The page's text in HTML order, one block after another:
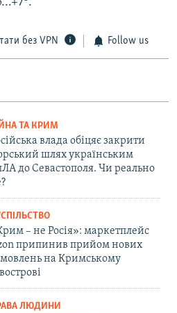
без VPN Follow us
ТА КРИМ
влада обіцяє закрити
шлях українським
до Севастополя. Чи реально
– не Росія»: маркетплейс
припинив прийом нових
на Кримському
ЛЮДИНИ